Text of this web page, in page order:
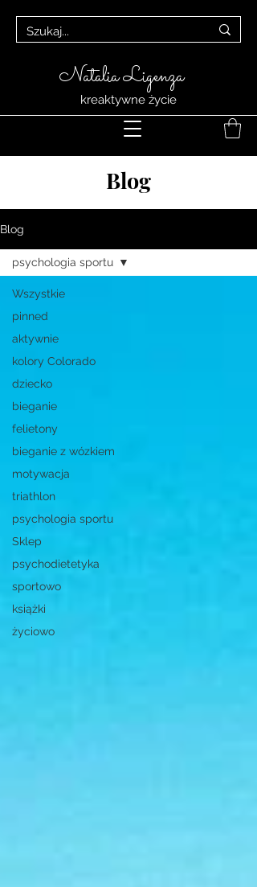
Natalia Ligenza
kreaktywne życie
Blog
Blog
Wszystkie
pinned
aktywnie
kolory Colorado
dziecko
bieganie
felietony
bieganie z wózkiem
motywacja
triathlon
psychologia sportu
Sklep
psychodietetyka
sportowo
książki
życiowo
psychologia sportu